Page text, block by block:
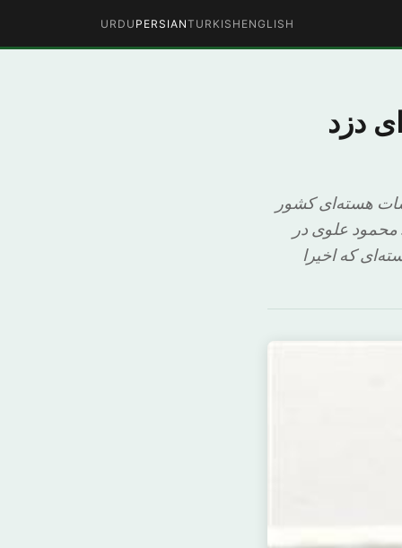
ENGLISH
TURKISH
PERSIAN
URDU
دزد
در یکی از تأسیسات هسته‌ای کشور
محمود علوی در
که اخیرا